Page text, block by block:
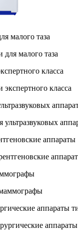
малого таза
класса
аппараты
аппараты